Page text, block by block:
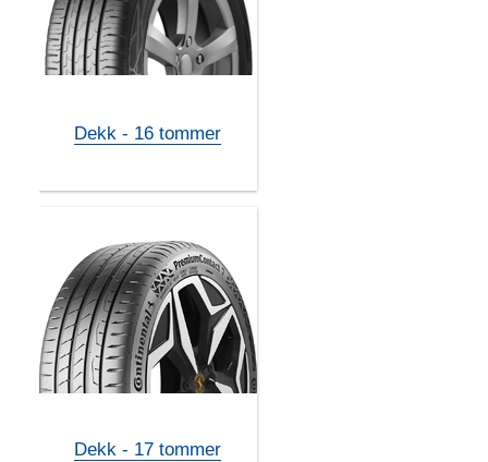
Dekk - 16 tommer
Dekk - 17 tommer